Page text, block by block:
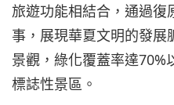
旅遊功能相結合，通過
事，展現華夏文明的發展
景觀，綠化覆蓋率達70%
標誌性景區。